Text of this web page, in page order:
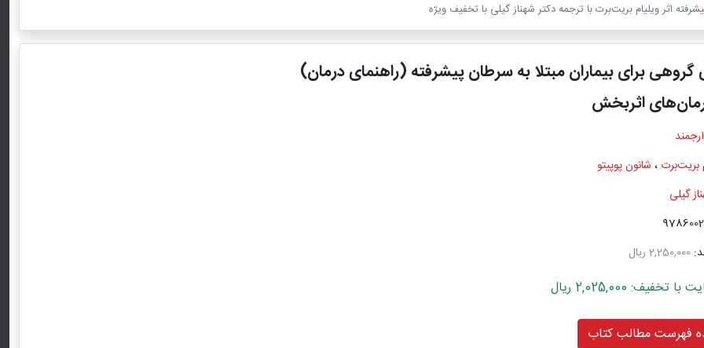
اثر ویلیام بریت‌برت با ترجمه دکتر شهناز گیلی با تخفیف ویژه
گروهی برای بیماران مبتلا به سرطان پیشرفته (راهنمای درمان)
اثربخش
بریت‌برت ، شانون پوپیتو
گیلی
2,250,000 ریال
2,025,000 ریال
فهرست مطالب کتاب